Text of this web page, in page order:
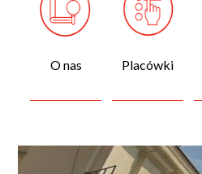
O nas Placówki